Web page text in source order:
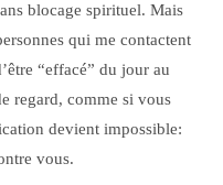
blocage spirituel. Mais
qui me contactent
“effacé” du jour au
regard, comme si vous
devient impossible:
vous.